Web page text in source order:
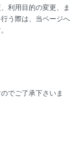
利用目的の変更、ま
う際は、当ページへ
でご了承下さいま